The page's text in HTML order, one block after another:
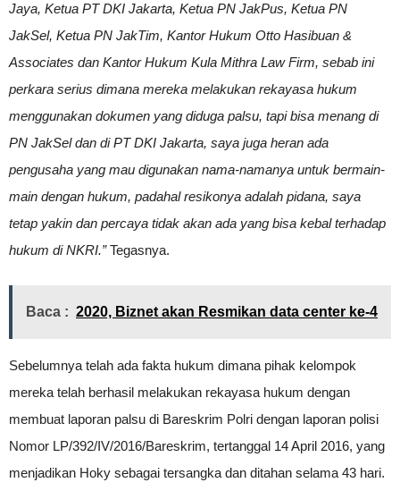
Jaya, Ketua PT DKI Jakarta, Ketua PN JakPus, Ketua PN
JakSel, Ketua PN JakTim, Kantor Hukum Otto Hasibuan &
Associates dan Kantor Hukum Kula Mithra Law Firm, sebab ini
perkara serius dimana mereka melakukan rekayasa hukum
menggunakan dokumen yang diduga palsu, tapi bisa menang di
PN JakSel dan di PT DKI Jakarta, saya juga heran ada
pengusaha yang mau digunakan nama-namanya untuk bermain-
main dengan hukum, padahal resikonya adalah pidana, saya
tetap yakin dan percaya tidak akan ada yang bisa kebal terhadap
hukum di NKRI.”Tegasnya.
Baca : 2020, Biznet akan Resmikan data center ke-4
Sebelumnya telah ada fakta hukum dimana pihak kelompok
mereka telah berhasil melakukan rekayasa hukum dengan
membuat laporan palsu di Bareskrim Polri dengan laporan polisi
Nomor LP/392/IV/2016/Bareskrim, tertanggal 14 April 2016, yang
menjadikan Hoky sebagai tersangka dan ditahan selama 43 hari.